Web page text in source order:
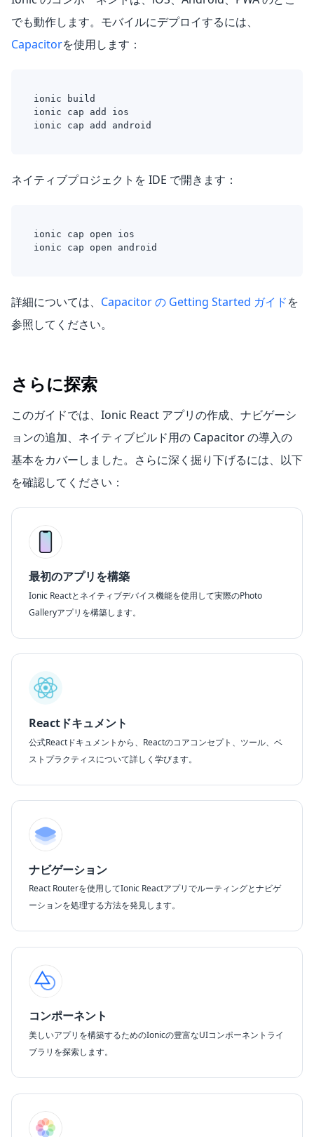
でも動作します。モバイルにデプロイするには、
Capacitorを使用します：
ionic build
ionic cap add ios
ionic cap add android
ネイティブプロジェクトを IDE で開きます：
ionic cap open ios
ionic cap open android
詳細については、 Capacitor の Getting Started ガイドを
参照してください。
さらに探索
このガイドでは、Ionic React アプリの作成、ナビゲーシ
ョンの追加、ネイティブビルド用の Capacitor の導入の
基本をカバーしました。さらに深く掘り下げるには、以下
を確認してください：
最初のアプリを構築
Ionic Reactとネイティブデバイス機能を使用して実際のPhoto
Galleryアプリを構築します。
Reactドキュメント
公式Reactドキュメントから、Reactのコアコンセプト、ツール、ベ
ストプラクティスについて詳しく学びます。
ナビゲーション
React Routerを使用してIonic Reactアプリでルーティングとナビゲ
ーションを処理する方法を発見します。
コンポーネント
美しいアプリを構築するためのIonicの豊富なUIコンポーネントライ
ブラリを探索します。